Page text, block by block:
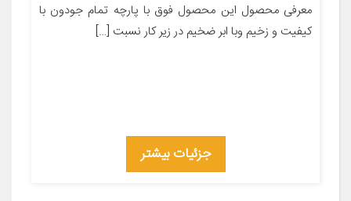
معرفی محصول این محصول فوق با پارچه تمام جودون با
کیفیت و زخیم وبا ابر ضخیم در زیر کار نسبت […]
جزئیات بیشتر